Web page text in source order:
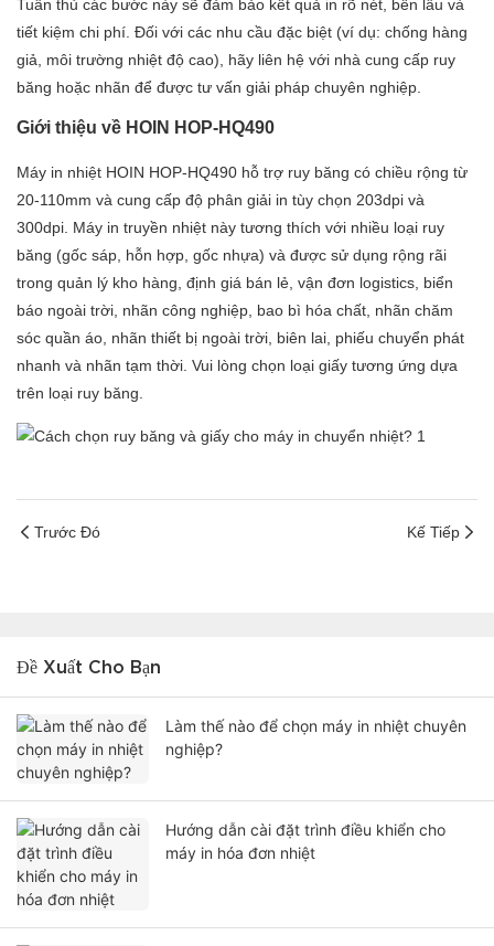
Tuân thủ các bước này sẽ đảm bảo kết quả in rõ nét, bền lâu và
tiết kiệm chi phí. Đối với các nhu cầu đặc biệt (ví dụ: chống hàng
giả, môi trường nhiệt độ cao), hãy liên hệ với nhà cung cấp ruy
băng hoặc nhãn để được tư vấn giải pháp chuyên nghiệp.
Giới thiệu về HOIN HOP-HQ490
Máy in nhiệt HOIN HOP-HQ490 hỗ trợ ruy băng có chiều rộng từ
20-110mm và cung cấp độ phân giải in tùy chọn 203dpi và
300dpi. Máy in truyền nhiệt này tương thích với nhiều loại ruy
băng (gốc sáp, hỗn hợp, gốc nhựa) và được sử dụng rộng rãi
trong quản lý kho hàng, định giá bán lẻ, vận đơn logistics, biển
báo ngoài trời, nhãn công nghiệp, bao bì hóa chất, nhãn chăm
sóc quần áo, nhãn thiết bị ngoài trời, biên lai, phiếu chuyển phát
nhanh và nhãn tạm thời. Vui lòng chọn loại giấy tương ứng dựa
trên loại ruy băng.
Trước Đó Kế Tiếp
Đề Xuất Cho Bạn
Làm thế nào để chọn máy in nhiệt chuyên
nghiệp?
Hướng dẫn cài đặt trình điều khiển cho
máy in hóa đơn nhiệt